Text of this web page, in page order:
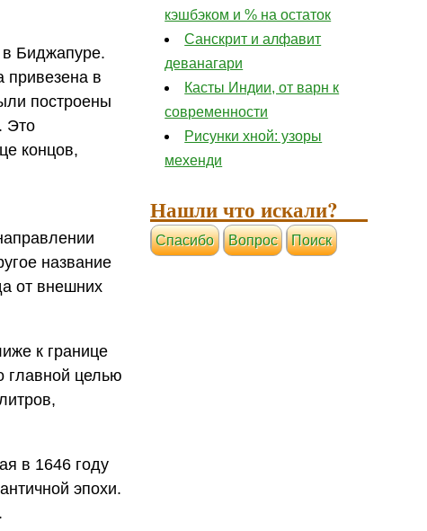
Биджапуре.
привезена в
построены
Это
концов,
название
от внешних
к границе
главной целью
в 1646 году
эпохи.
кэшбэком и % на остаток
Санскрит и алфавит
деванагари
Касты Индии, от варн к
современности
Рисунки хной: узоры
мехенди
Нашли что искали?
Cпасибо Вопрос Поиск